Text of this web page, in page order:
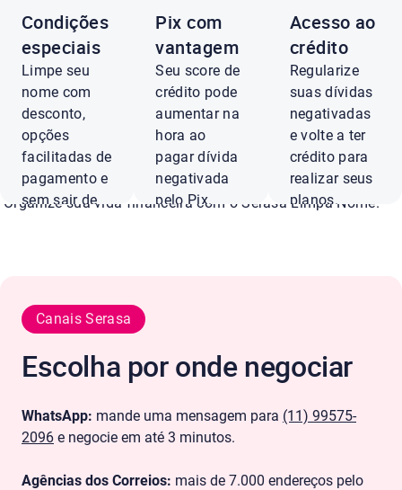
Negocie dívidas
Digimais com até
de desconto
Organize sua vida financeira com o Serasa Limpa Nome.
Conferir ofertas
Condições
especiais
Limpe seu
nome com
desconto,
opções
facilitadas de
pagamento e
sem sair de
Pix com
vantagem
Seu score de
crédito pode
aumentar na
hora ao
pagar dívida
negativada
pelo Pix.
Acesso ao
crédito
Regularize
suas dívidas
negativadas
e volte a ter
crédito para
realizar seus
planos.
Canais Serasa
Escolha por onde negociar
WhatsApp: mande uma mensagem para (11) 99575-
2096 e negocie em até 3 minutos.
Agências dos Correios: mais de 7.000 endereços pelo